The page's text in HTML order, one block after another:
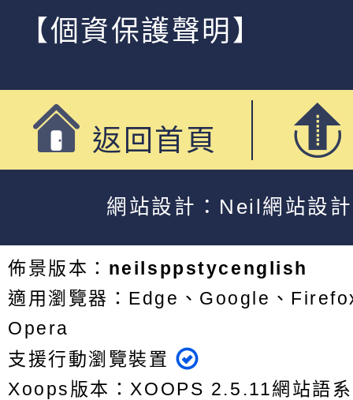
【個資保護聲明】
返回首頁
網站設計：Neil網站設
佈景版本： neilsppstycenglish
適用瀏覽器：Edge、Google、
Opera
支援行動瀏覽裝置
Xoops版本： XOOPS 2.5.11網站語